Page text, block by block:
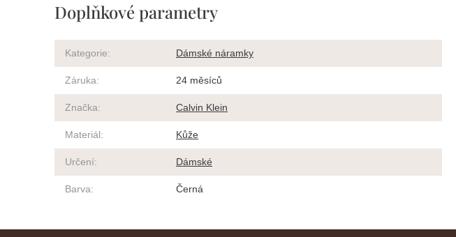
Doplňkové parametry
Kategorie: Dámské náramky
Záruka: 24 měsíců
Značka: Calvin Klein
Materiál: Kůže
Určení: Dámské
Barva: Černá